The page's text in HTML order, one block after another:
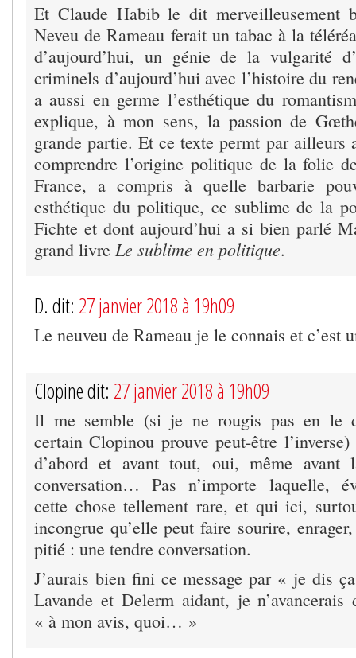
Et Claude Habib le dit merveilleusement
Neveu de Rameau ferait un tabac à la
d’aujourd’hui, un génie de la vulgarité
criminels d’aujourd’hui avec l’histoire du
a aussi en germe l’esthétique du
explique, à mon sens, la passion de
grande partie. Et ce texte permt par ailleurs
comprendre l’origine politique de la folie
France, a compris à quelle barbarie
esthétique du politique, ce sublime de la
Fichte et dont aujourd’hui a si bien parlé
grand livre Le sublime en politique.
D. dit: 27 janvier 2018 à 19h09
Le neuveu de Rameau je le connais et c’est
Clopine dit: 27 janvier 2018 à 19h09
Il me semble (si je ne rougis pas en le
certain Clopinou prouve peut-être l’inverse)
d’abord et avant tout, oui, même
conversation… Pas n’importe laquelle,
cette chose tellement rare, et qui ici,
incongrue qu’elle peut faire sourire,
pitié : une tendre conversation.
J’aurais bien fini ce message par « je dis
Lavande et Delerm aidant, je n’avancerais
« à mon avis, quoi… »